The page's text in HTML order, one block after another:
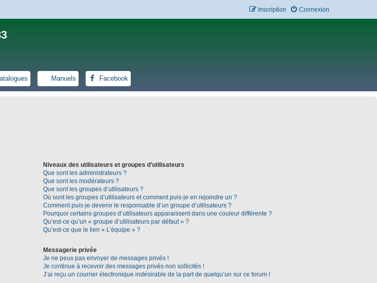
Connexion
Inscription
Manuels Facebook
Niveaux des utilisateurs et groupes d’utilisateurs
Que sont les administrateurs ?
Que sont les modérateurs ?
Que sont les groupes d’utilisateurs ?
Où sont les groupes d’utilisateurs et comment puis-je en rejoindre un ?
Comment puis-je devenir le responsable d’un groupe d’utilisateurs ?
Pourquoi certains groupes d’utilisateurs apparaissent dans une couleur différente ?
Qu’est-ce qu’un « groupe d’utilisateurs par défaut » ?
Qu’est-ce que le lien « L’équipe » ?
Messagerie privée
Je ne peux pas envoyer de messages privés !
Je continue à recevoir des messages privés non sollicités !
J’ai reçu un courrier électronique indésirable de la part de quelqu’un sur ce forum !